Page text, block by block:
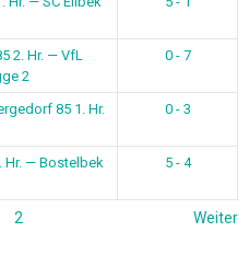
2. Hr. — VfL
2
0 - 7
85 1. Hr. 0 - 3
Hr. — Bostelbek
5 - 4
2 Weiter